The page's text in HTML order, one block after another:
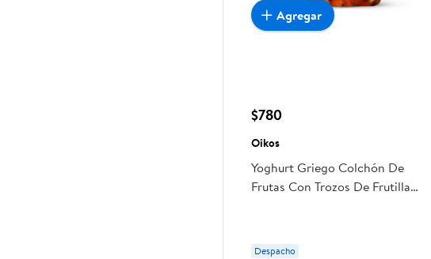
$780
Oikos
Yoghurt Griego Colchón De
Frutas Con Trozos De Frutilla
Despacho
Agregar